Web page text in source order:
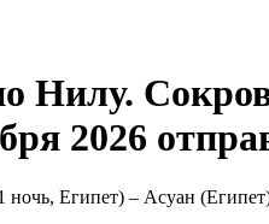
Нилу.
2026
ночь, Египет) – Асуан